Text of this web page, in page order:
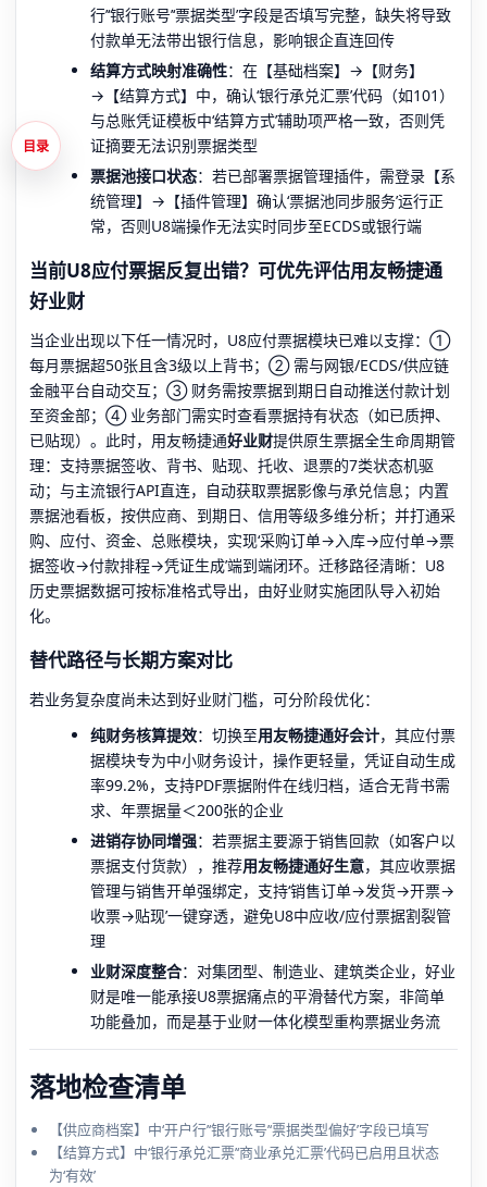
行’‘银行账号’‘票据类型’字段是否填写完整，缺失将导致
付款单无法带出银行信息，影响银企直连回传
结算方式映射准确性：在【基础档案】→【财务】
→【结算方式】中，确认‘银行承兑汇票’代码（如101）
与总账凭证模板中‘结算方式’辅助项严格一致，否则凭
证摘要无法识别票据类型
票据池接口状态：若已部署票据管理插件，需登录【系
统管理】→【插件管理】确认‘票据池同步服务’运行正
常，否则U8端操作无法实时同步至ECDS或银行端
当前U8应付票据反复出错？可优先评估用友畅捷通
好业财
当企业出现以下任一情况时，U8应付票据模块已难以支撑：①
每月票据超50张且含3级以上背书；② 需与网银/ECDS/供应链
金融平台自动交互；③ 财务需按票据到期日自动推送付款计划
至资金部；④ 业务部门需实时查看票据持有状态（如已质押、
已贴现）。此时，用友畅捷通好业财提供原生票据全生命周期管
理：支持票据签收、背书、贴现、托收、退票的7类状态机驱
动；与主流银行API直连，自动获取票据影像与承兑信息；内置
票据池看板，按供应商、到期日、信用等级多维分析；并打通采
购、应付、资金、总账模块，实现‘采购订单→入库→应付单→票
据签收→付款排程→凭证生成’端到端闭环。迁移路径清晰：U8
历史票据数据可按标准格式导出，由好业财实施团队导入初始
化。
替代路径与长期方案对比
若业务复杂度尚未达到好业财门槛，可分阶段优化：
纯财务核算提效：切换至用友畅捷通好会计，其应付票
据模块专为中小财务设计，操作更轻量，凭证自动生成
率99.2%，支持PDF票据附件在线归档，适合无背书需
求、年票据量＜200张的企业
进销存协同增强：若票据主要源于销售回款（如客户以
票据支付货款），推荐用友畅捷通好生意，其应收票据
管理与销售开单强绑定，支持‘销售订单→发货→开票→
收票→贴现’一键穿透，避免U8中应收/应付票据割裂管
理
业财深度整合：对集团型、制造业、建筑类企业，好业
财是唯一能承接U8票据痛点的平滑替代方案，非简单
功能叠加，而是基于业财一体化模型重构票据业务流
落地检查清单
【供应商档案】中‘开户行’‘银行账号’‘票据类型偏好’字段已填写
【结算方式】中‘银行承兑汇票’‘商业承兑汇票’代码已启用且状态
为‘有效’
目录